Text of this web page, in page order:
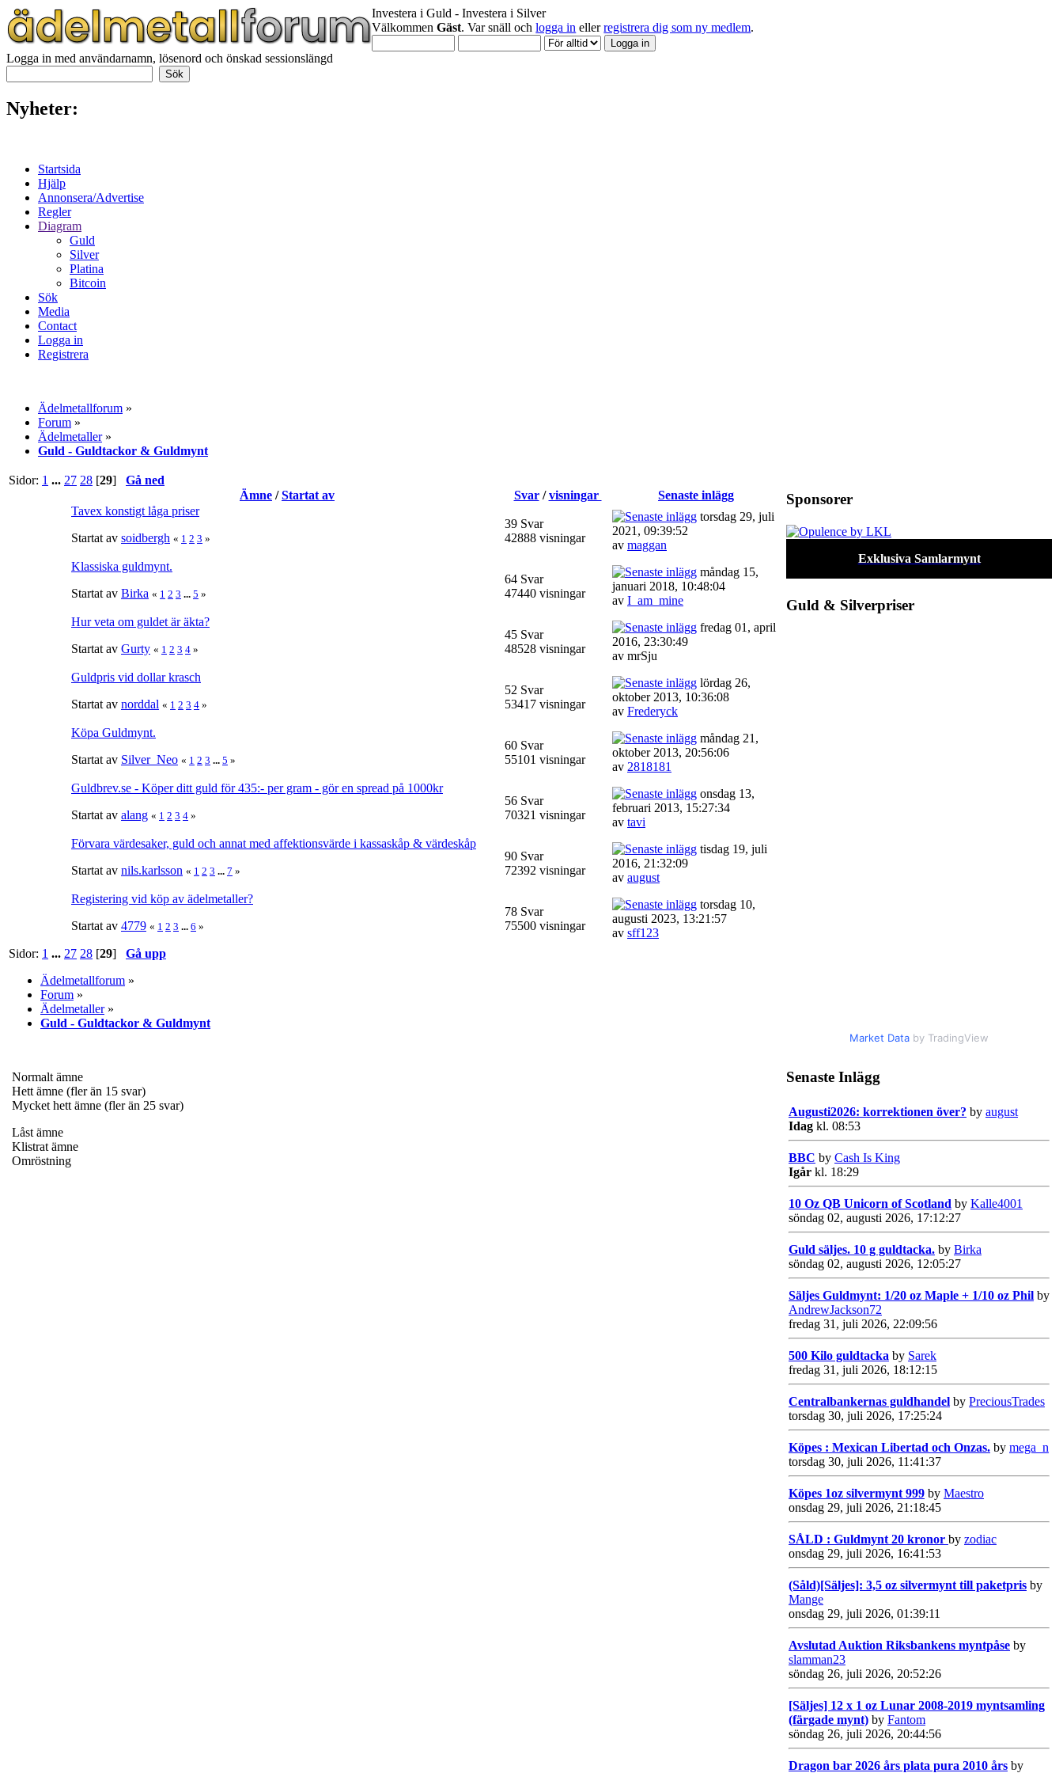
Investera i Guld - Investera i Silver
VälkommenGäst. Var snäll ochlogga in ellerregistrera dig som ny medlem.
Logga in med användarnamn, lösenord och önskad sessionslängd
Nyheter:
Startsida
Hjälp
Annonsera/Advertise
Regler
Diagram
Guld
Silver
Platina
Bitcoin
Sök
Media
Contact
Logga in
Registrera
Ädelmetallforum »
Forum »
Ädelmetaller»
Guld - Guldtackor & Guldmynt
Sidor: 1 ... 27 28 [29] Gå ned
Ämne /Startat av Svar/visningar
Senaste inlägg
Tavex konstigt låga priser
Startat av soidbergh « 1 2 3 »
39 Svar
42888 visningar
torsdag 29, juli
2021, 09:39:52
av maggan
Klassiska guldmynt.
Startat av Birka « 1 2 3 ... 5 »
64 Svar
47440 visningar
måndag 15,
januari 2018, 10:48:04
av I_am_mine
Hur veta om guldet är äkta?
Startat av Gurty « 1 2 3 4 »
45 Svar
48528 visningar
fredag 01, april
2016, 23:30:49
av mrSju
Guldpris vid dollar krasch
Startat av norddal « 1 2 3 4 »
52 Svar
53417 visningar
lördag 26,
oktober 2013, 10:36:08
av Frederyck
Köpa Guldmynt.
Startat av Silver_Neo « 1 2 3 ... 5 »
60 Svar
55101 visningar
måndag 21,
oktober 2013, 20:56:06
av 2818181
Guldbrev.se - Köper ditt guld för 435:- per gram - gör en spread på 1000kr
Startat av alang « 1 2 3 4 »
56 Svar
70321 visningar
onsdag 13,
februari 2013, 15:27:34
av tavi
Förvara värdesaker, guld och annat med affektionsvärde i kassaskåp & värdeskåp
Startat av nils.karlsson « 1 2 3 ... 7 »
90 Svar
72392 visningar
tisdag 19, juli
2016, 21:32:09
av august
Registering vid köp av ädelmetaller?
Startat av 4779 « 1 2 3 ... 6 »
78 Svar
75500 visningar
torsdag 10,
augusti 2023, 13:21:57
av sff123
Sidor: 1 ... 27 28 [29] Gå upp
Ädelmetallforum »
Forum »
Ädelmetaller»
Guld - Guldtackor & Guldmynt
Normalt ämne
Hett ämne (fler än 15 svar)
Mycket hett ämne (fler än 25 svar)
Låst ämne
Klistrat ämne
Omröstning
Sponsorer
Exklusiva Samlarmynt
Guld & Silverpriser
Market Data by TradingView
Senaste Inlägg
Augusti2026: korrektionen över? by august
Idag kl. 08:53
BBC by Cash Is King
Igår kl. 18:29
10 Oz QB Unicorn of Scotland by Kalle4001
söndag 02, augusti 2026, 17:12:27
Guld säljes. 10 g guldtacka. by Birka
söndag 02, augusti 2026, 12:05:27
Säljes Guldmynt: 1/20 oz Maple + 1/10 oz Phil by
AndrewJackson72
fredag 31, juli 2026, 22:09:56
500 Kilo guldtacka by Sarek
fredag 31, juli 2026, 18:12:15
Centralbankernas guldhandel by PreciousTrades
torsdag 30, juli 2026, 17:25:24
Köpes : Mexican Libertad och Onzas. by mega_n
torsdag 30, juli 2026, 11:41:37
Köpes 1oz silvermynt 999 by Maestro
onsdag 29, juli 2026, 21:18:45
SÅLD : Guldmynt 20 kronor by zodiac
onsdag 29, juli 2026, 16:41:53
(Såld)[Säljes]: 3,5 oz silvermynt till paketpris by
Mange
onsdag 29, juli 2026, 01:39:11
Avslutad Auktion Riksbankens myntpåse by
slamman23
söndag 26, juli 2026, 20:52:26
[Säljes] 12 x 1 oz Lunar 2008-2019 myntsamling
(färgade mynt) by Fantom
söndag 26, juli 2026, 20:44:56
Dragon bar 2026 års plata pura 2010 års by